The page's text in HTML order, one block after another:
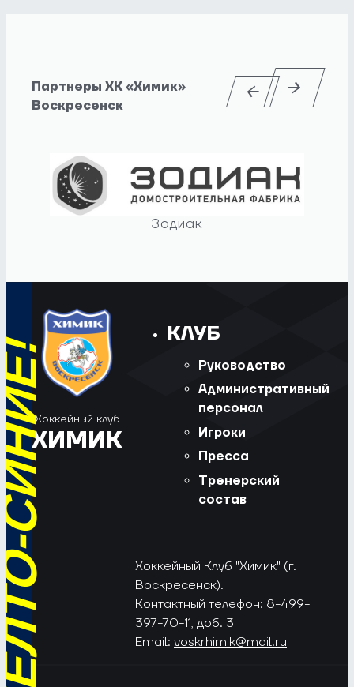
Партнеры ХК «Химик»
Воскресенск
Зодиак
Хоккейный клуб
ХИМИК
КЛУБ
Руководство
Административный
персонал
Игроки
Пресса
Тренерский
состав
Хоккейный Клуб "Химик" (г.
Воскресенск).
Контактный телефон: 8-499-
397-70-11, доб. 3
Email: voskrhimik@mail.ru